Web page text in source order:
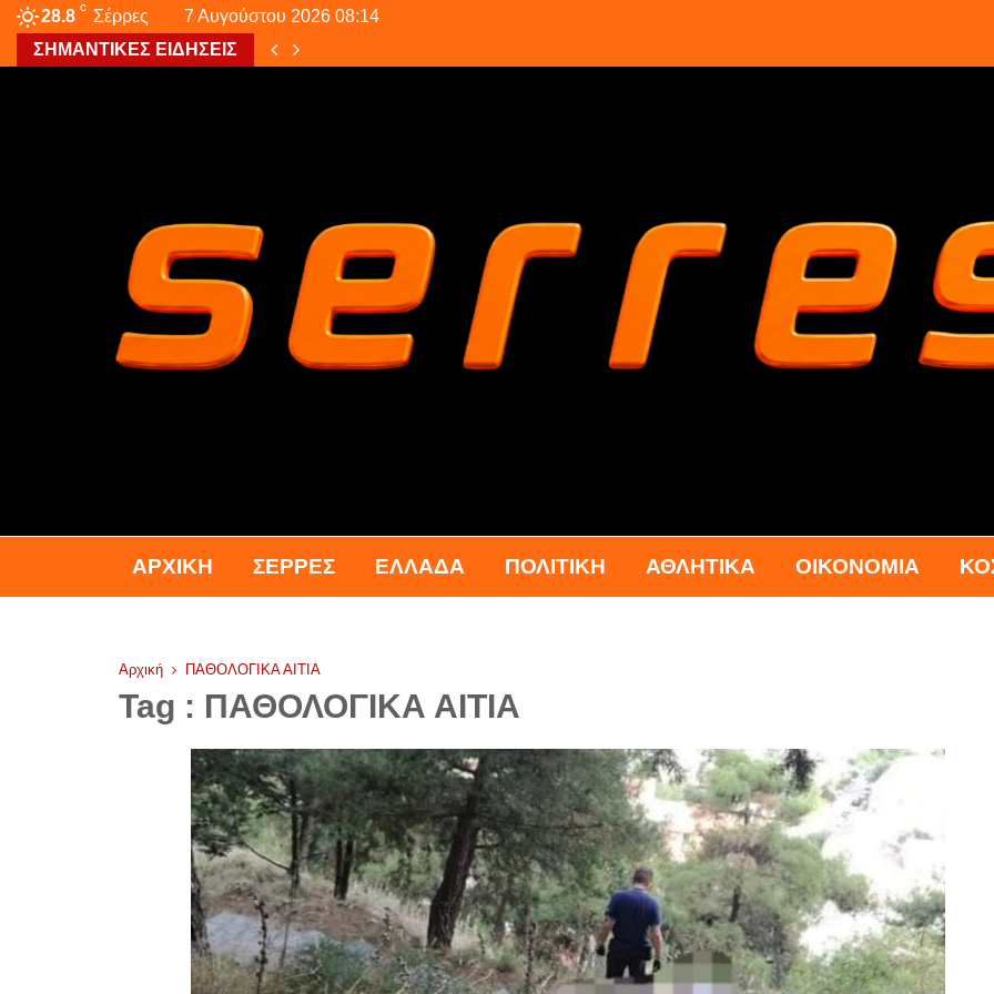
28.8 C Σέρρες
7 Αυγούστου 2026 08:14
ΣΗΜΑΝΤΙΚΕΣ ΕΙΔΗΣΕΙΣ
ΑΡΧΙΚΉ ΣΕΡΡΕΣ ΕΛΛΑΔΑ ΠΟΛΙΤΙΚΗ ΑΘΛΗΤΙΚΑ ΟΙΚΟΝΟΜΙΑ
Αρχική ΠΑΘΟΛΟΓΙΚΑ ΑΙΤΙΑ
Tag : ΠΑΘΟΛΟΓΙΚΑ ΑΙΤΙΑ